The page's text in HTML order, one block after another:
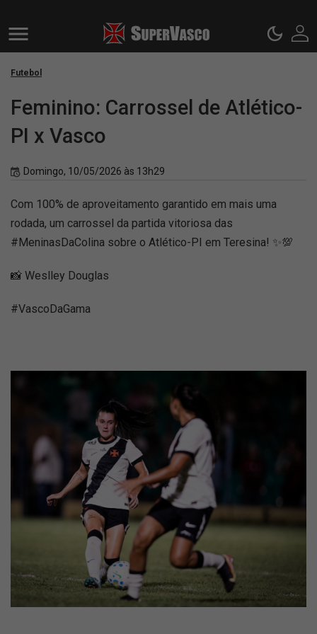
Futebol
Feminino: Carrossel de Atlético-
PI x Vasco
Domingo, 10/05/2026 às 13h29
Com 100% de aproveitamento garantido em mais uma
rodada, um carrossel da partida vitoriosa das
#MeninasDaColina sobre o Atlético-PI em Teresina! ✨💯
📸 Weslley Douglas
#VascoDaGama